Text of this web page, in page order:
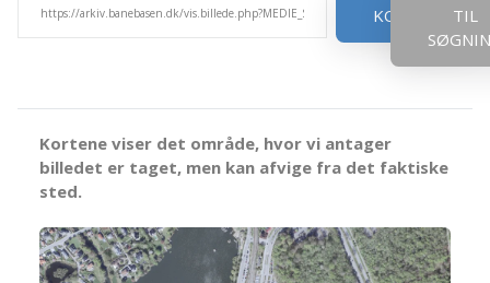
KOPIER
TIL
Kortene viser det område, hvor vi antager
billedet er taget, men kan afvige fra det faktiske
sted.